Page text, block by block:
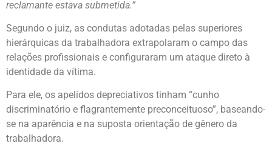
reclamante estava submetida.”
Segundo o juiz, as condutas adotadas pelas superiores
hierárquicas da trabalhadora extrapolaram o campo das
relações profissionais e configuraram um ataque direto à
identidade da vítima.
Para ele, os apelidos depreciativos tinham “cunho
discriminatório e flagrantemente preconceituoso”, baseando-
se na aparência e na suposta orientação de gênero da
trabalhadora.